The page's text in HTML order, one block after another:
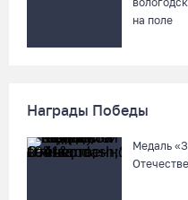
на поле
Награды Победы
Медаль